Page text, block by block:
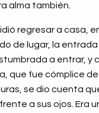
alma también.
regresar a casa,
de lugar, la entrada
a entrar, y
que fue cómplice de
se dio cuenta
a sus ojos. Era